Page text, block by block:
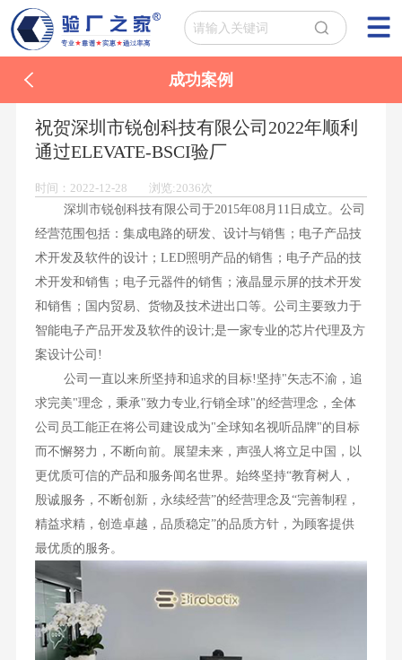
成功案例
祝贺深圳市锐创科技有限公司2022年顺利
通过ELEVATE-BSCI验厂
时间：2022-12-28 浏览:2036次
深圳市锐创科技有限公司于2015年08月11日成立。公司
经营范围包括：集成电路的研发、设计与销售；电子产品技
术开发及软件的设计；LED照明产品的销售；电子产品的技
术开发和销售；电子元器件的销售；液晶显示屏的技术开发
和销售；国内贸易、货物及技术进出口等。公司主要致力于
智能电子产品开发及软件的设计;是一家专业的芯片代理及方
案设计公司!
公司一直以来所坚持和追求的目标!坚持"矢志不渝，追
求完美"理念，秉承"致力专业,行销全球"的经营理念，全体
公司员工能正在将公司建设成为"全球知名视听品牌"的目标
而不懈努力，不断向前。展望未来，声强人将立足中国，以
更优质可信的产品和服务闻名世界。始终坚持“教育树人，
殷诚服务，不断创新，永续经营”的经营理念及“完善制程，
精益求精，创造卓越，品质稳定”的品质方针，为顾客提供
最优质的服务。